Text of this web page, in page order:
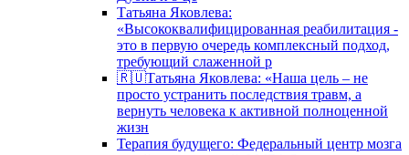
Татьяна Яковлева:
«Высококвалифицированная реабилитация -
это в первую очередь комплексный подход,
требующий слаженной р
🇷🇺Татьяна Яковлева: «Наша цель – не
просто устранить последствия травм, а
вернуть человека к активной полноценной
жизн
Терапия будущего: Федеральный центр мозга